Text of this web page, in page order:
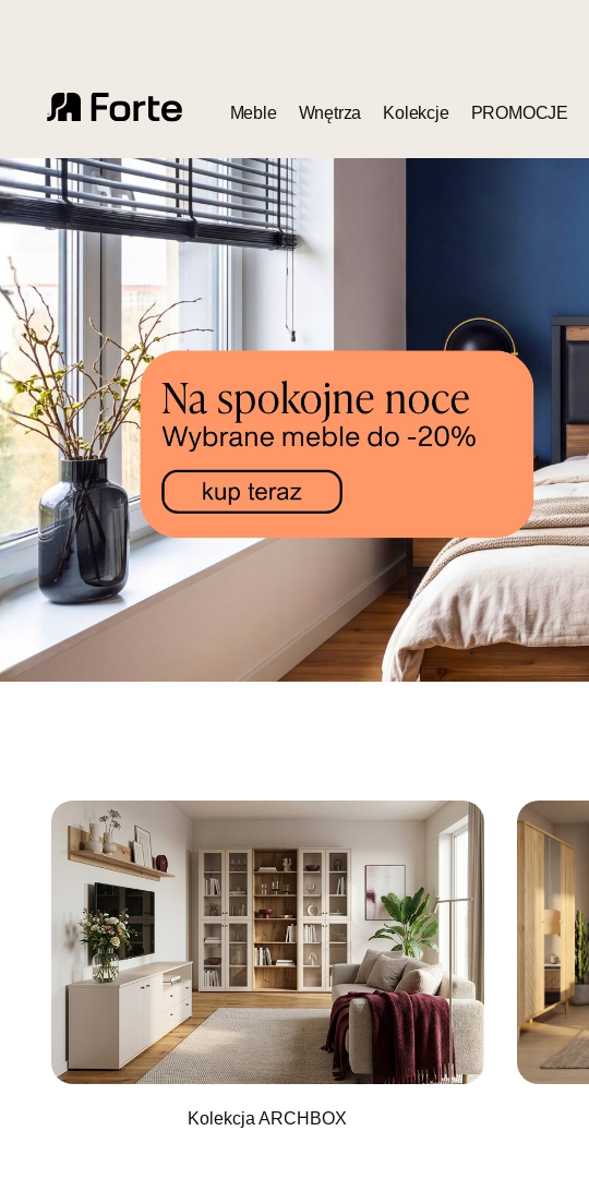
Meble Wnętrza Kolekcje PROMOCJE
Kolekcja ARCHBOX